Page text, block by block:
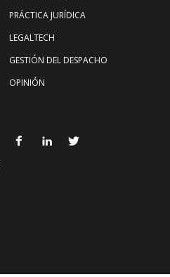
PRÁCTICA JURÍDICA
LEGALTECH
GESTIÓN DEL DESPACHO
OPINIÓN